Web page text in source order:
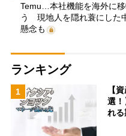
Temu…本社機能を海外に
う 現地人を隠れ蓑にした
懸念も
ランキング
1
【
選
れ